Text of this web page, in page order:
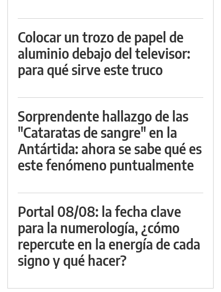
Colocar un trozo de papel de
aluminio debajo del televisor:
para qué sirve este truco
Sorprendente hallazgo de las
"Cataratas de sangre" en la
Antártida: ahora se sabe qué es
este fenómeno puntualmente
Portal 08/08: la fecha clave
para la numerología, ¿cómo
repercute en la energía de cada
signo y qué hacer?